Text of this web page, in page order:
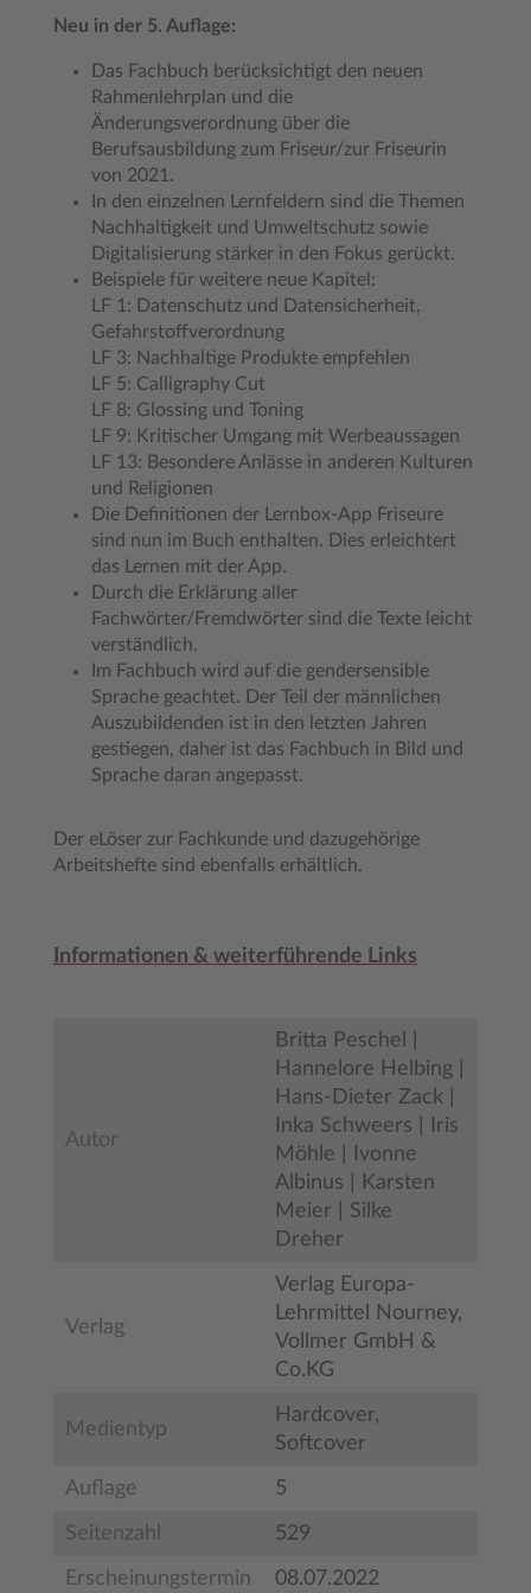
Neu in der 5. Auflage:
Das Fachbuch berücksichtigt den neuen
Rahmenlehrplan und die
Änderungsverordnung über die
Berufsausbildung zum Friseur/zur Friseurin
von 2021.
In den einzelnen Lernfeldern sind die Themen
Nachhaltigkeit und Umweltschutz sowie
Digitalisierung stärker in den Fokus gerückt.
Beispiele für weitere neue Kapitel:
LF 1: Datenschutz und Datensicherheit,
Gefahrstoffverordnung
LF 3: Nachhaltige Produkte empfehlen
LF 5: Calligraphy Cut
LF 8: Glossing und Toning
LF 9: Kritischer Umgang mit Werbeaussagen
LF 13: Besondere Anlässe in anderen Kulturen
und Religionen
Die Definitionen der Lernbox-App Friseure
sind nun im Buch enthalten. Dies erleichtert
das Lernen mit der App.
Durch die Erklärung aller
Fachwörter/Fremdwörter sind die Texte leicht
verständlich.
Im Fachbuch wird auf die gendersensible
Sprache geachtet. Der Teil der männlichen
Auszubildenden ist in den letzten Jahren
gestiegen, daher ist das Fachbuch in Bild und
Sprache daran angepasst.
Der eLöser zur Fachkunde und dazugehörige
Arbeitshefte sind ebenfalls erhältlich.
Informationen & weiterführende Links
Autor
Britta Peschel |
Hannelore Helbing |
Hans-Dieter Zack |
Inka Schweers | Iris
Möhle | Ivonne
Albinus | Karsten
Meier | Silke
Dreher
Verlag
Verlag Europa-
Lehrmittel Nourney,
Vollmer GmbH &
Co.KG
Medientyp
Hardcover,
Softcover
Auflage 5
Seitenzahl 529
Erscheinungstermin 08.07.2022